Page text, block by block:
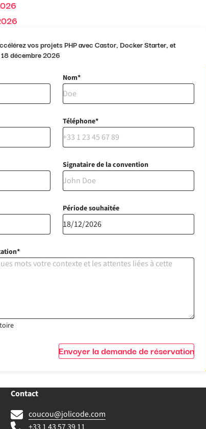
vos projets PHP avec Castor, Docker Starter, et
décembre 2026
Nom
Téléphone
Signataire de la convention
Période souhaitée
Envoyer la demande de réservation
Contact
coucou@jolicode.com